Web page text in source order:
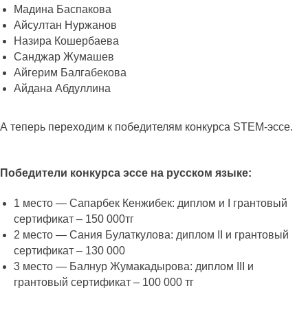
Мадина Баспакова
Айсултан Нуржанов
Назира Кошербаева
Санджар Жумашев
Айгерим Балгабекова
Айдана Абдуллина
А теперь переходим к победителям конкурса STEM-эссе.
Победители конкурса эссе на русском языке:
1 место — Сапарбек Кенжибек: диплом и I грантовый
сертификат – 150 000тг
2 место — Сания Булаткулова: диплом II и грантовый
сертификат – 130 000
3 место — Балнур Жумакадырова: диплом III и
грантовый сертификат – 100 000 тг